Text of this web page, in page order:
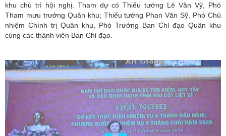
khu chủ trì hội nghị. Tham dự có Thiếu tướng Lê Văn Vỹ, Phó
Tham mưu trưởng Quân khu; Thiếu tướng Phan Văn Sỹ, Phó Chủ
nhiệm Chính trị Quân khu, Phó Trưởng Ban Chỉ đạo Quân khu
cùng các thành viên Ban Chỉ đạo.